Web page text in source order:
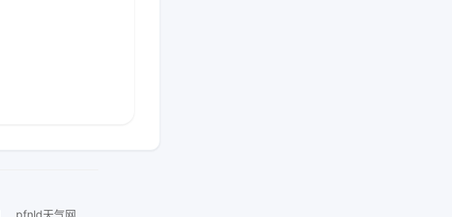
pfnld天气网